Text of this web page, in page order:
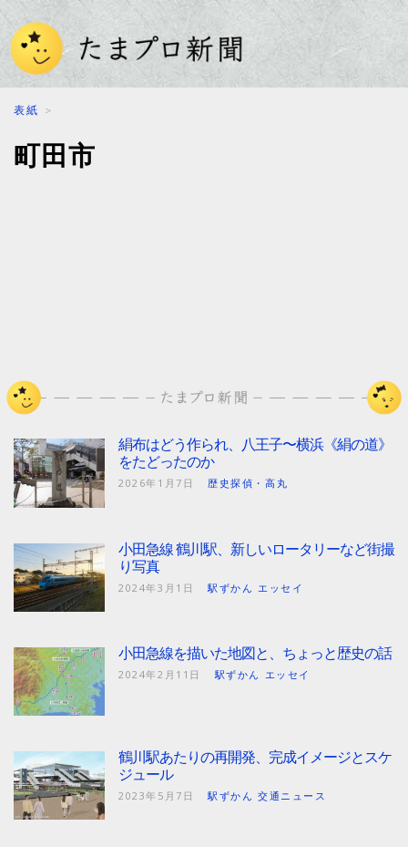
表紙 ＞
町田市
絹布はどう作られ、八王子〜横浜《絹の道》
をたどったのか
2026年1月7日 歴史探偵・高丸
小田急線 鶴川駅、新しいロータリーなど街撮
り写真
2024年3月1日 駅ずかん エッセイ
小田急線を描いた地図と、ちょっと歴史の話
2024年2月11日 駅ずかん エッセイ
鶴川駅あたりの再開発、完成イメージとスケ
ジュール
2023年5月7日 駅ずかん 交通ニュース